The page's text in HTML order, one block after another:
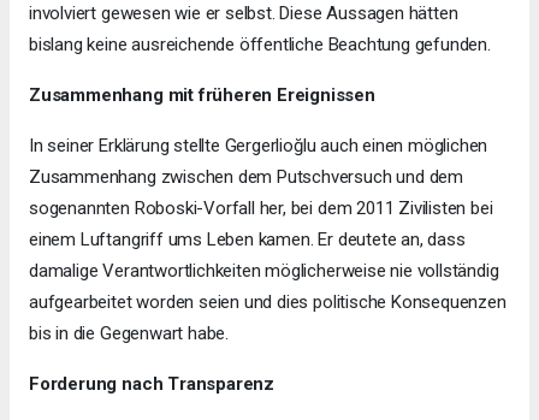
involviert gewesen wie er selbst. Diese Aussagen hätten
bislang keine ausreichende öffentliche Beachtung gefunden.
Zusammenhang mit früheren Ereignissen
In seiner Erklärung stellte Gergerlioğlu auch einen möglichen
Zusammenhang zwischen dem Putschversuch und dem
sogenannten Roboski-Vorfall her, bei dem 2011 Zivilisten bei
einem Luftangriff ums Leben kamen. Er deutete an, dass
damalige Verantwortlichkeiten möglicherweise nie vollständig
aufgearbeitet worden seien und dies politische Konsequenzen
bis in die Gegenwart habe.
Forderung nach Transparenz